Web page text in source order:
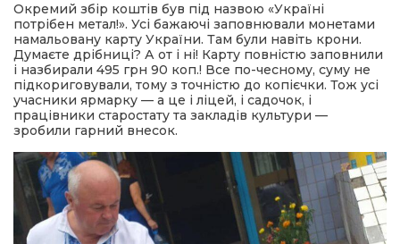
Окремий збір коштів був під назвою «Україні
потрібен метал!». Усі бажаючі заповнювали монетами
намальовану карту України. Там були навіть крони.
Думаєте дрібниці? А от і ні! Карту повністю заповнили
і назбирали 495 грн 90 коп.! Все по-чесному, суму не
підкориговували, тому з точністю до копієчки. Тож усі
учасники ярмарку — а це і ліцей, і садочок, і
працівники старостату та закладів культури —
зробили гарний внесок.